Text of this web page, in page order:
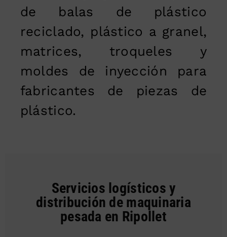
de balas de plástico
reciclado, plástico a granel,
matrices, troqueles y
moldes de inyección para
fabricantes de piezas de
plástico.
Servicios logísticos y
distribución de maquinaria
pesada en Ripollet